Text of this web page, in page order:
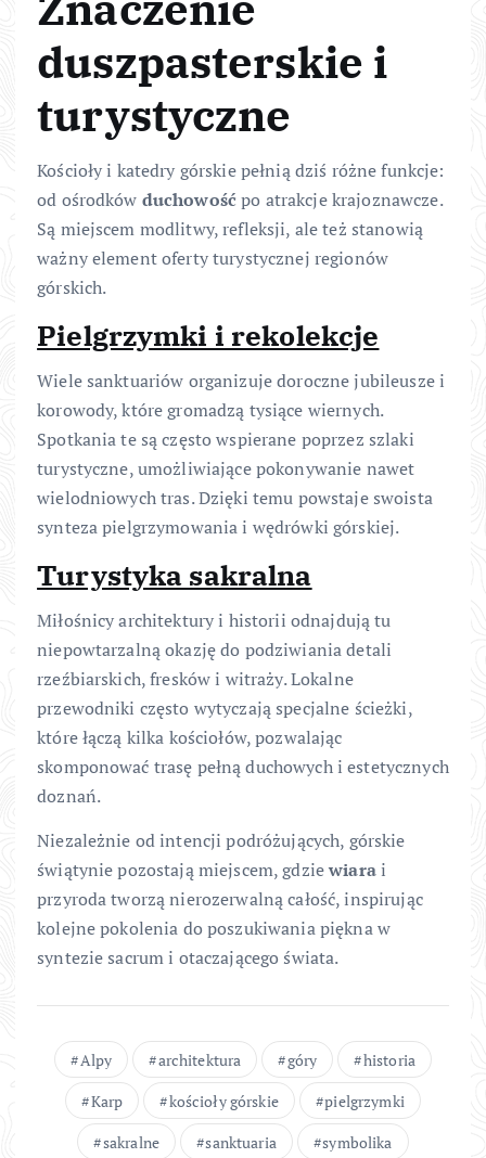
duszpasterskie i
turystyczne
Kościoły i katedry górskie pełnią dziś różne funkcje:
od ośrodków duchowość po atrakcje krajoznawcze.
Są miejscem modlitwy, refleksji, ale też stanowią
ważny element oferty turystycznej regionów
górskich.
Pielgrzymki i rekolekcje
Wiele sanktuariów organizuje doroczne jubileusze i
korowody, które gromadzą tysiące wiernych.
Spotkania te są często wspierane poprzez szlaki
turystyczne, umożliwiające pokonywanie nawet
wielodniowych tras. Dzięki temu powstaje swoista
synteza pielgrzymowania i wędrówki górskiej.
Turystyka sakralna
Miłośnicy architektury i historii odnajdują tu
niepowtarzalną okazję do podziwiania detali
rzeźbiarskich, fresków i witraży. Lokalne
przewodniki często wytyczają specjalne ścieżki,
które łączą kilka kościołów, pozwalając
skomponować trasę pełną duchowych i estetycznych
doznań.
Niezależnie od intencji podróżujących, górskie
świątynie pozostają miejscem, gdziewiarai
przyroda tworzą nierozerwalną całość, inspirując
kolejne pokolenia do poszukiwania piękna w
syntezie sacrum i otaczającego świata.
Alpy architektura góry
historia
Karp
kościoły górskie
pielgrzymki
sakralne
sanktuaria
symbolika